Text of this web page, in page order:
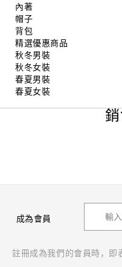
內著
帽子
背包
精選優惠商品
秋冬男裝
秋冬女裝
春夏男裝
春夏女裝
成為會員
註冊成為我們的會員時，即